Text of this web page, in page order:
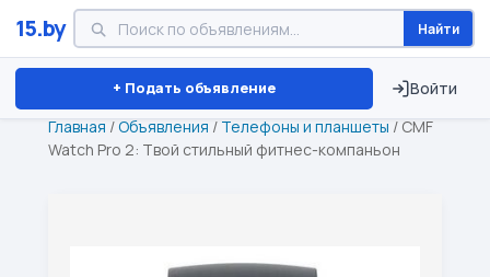
15.by Найти
+ Подать объявление Войти
Минск Витебск Брест ⏱ ТОЛЬКО 15 ДНЕЙ
Главная /Объявления / Телефоны и планшеты / CMF
Watch Pro 2: Твой стильный фитнес-компаньон